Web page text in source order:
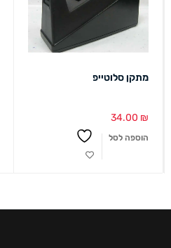
מתקן סלוטייפ
34.00 ₪
הוספה לסל